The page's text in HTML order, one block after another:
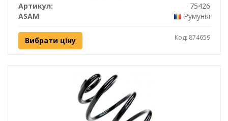
Артикул:
75426
ASAM
Румунія
Вибрати ціну Код: 874659